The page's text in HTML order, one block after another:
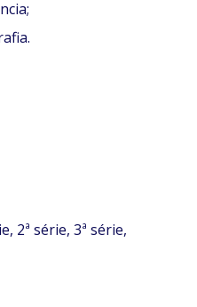
2ª série, 3ª série,